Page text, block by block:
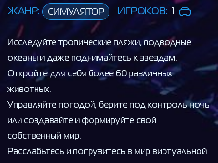
ЖАНР: СИМУЛЯТОР ИГРОКОВ:
Исследуйте тропические пляжи, подводные
океаны и даже поднимайтесь к звездам.
Откройте для себя более 60 различных
животных.
Управляйте погодой, берите под контроль ночь
или создавайте и формируйте свой
собственный мир.
Расслабьтесь и погрузитесь в мир виртуальной